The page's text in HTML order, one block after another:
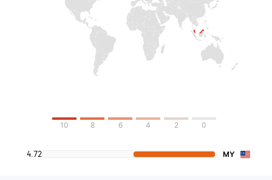
0
2
4
6
8
10
MY
4.72